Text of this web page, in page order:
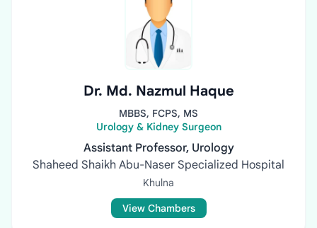
Dr. Md. Nazmul Haque
MBBS, FCPS, MS
Urology & Kidney Surgeon
Assistant Professor, Urology
Shaheed Shaikh Abu-Naser Specialized Hospital
Khulna
View Chambers